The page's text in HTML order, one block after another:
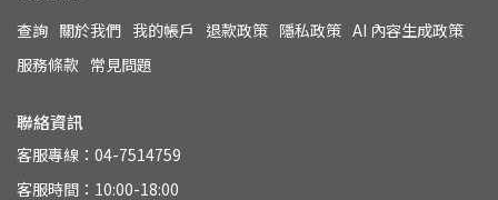
查詢 關於我們 我的帳戶 退款政策 隱私政策 AI 內容生成政策
服務條款 常見問題
聯絡資訊
客服專線：04-7514759
客服時間：10:00-18:00